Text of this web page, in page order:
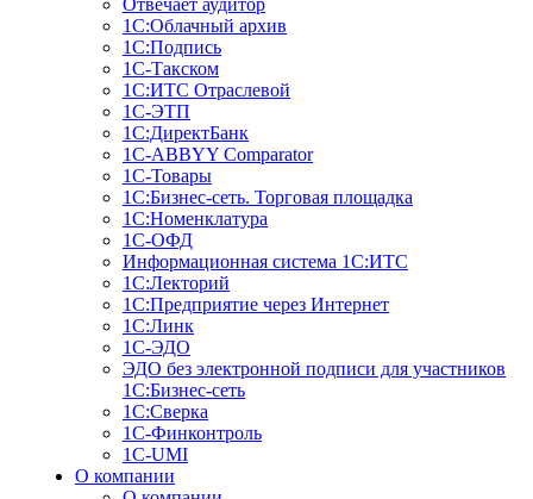
Отвечает аудитор
1С:Облачный архив
1С:Подпись
1С-Такском
1С:ИТС Отраслевой
1С-ЭТП
1С:ДиректБанк
1C-ABBYY Comparator
1С-Товары
1С:Бизнес-сеть. Торговая площадка
1С:Номенклатура
1С-ОФД
Информационная система 1С:ИТС
1С:Лекторий
1С:Предприятие через Интернет
1С:Линк
1С-ЭДО
ЭДО без электронной подписи для участников
1С:Бизнес-сеть
1С:Сверка
1С-Финконтроль
1C-UMI
О компании